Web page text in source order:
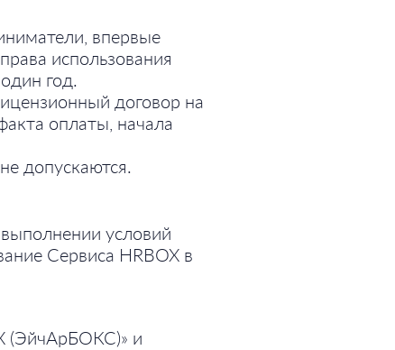
впервые
использования
год.
договор на
оплаты, начала
допускаются.
условий
Сервиса HRBOX в
(ЭйчАрБОКС)» и